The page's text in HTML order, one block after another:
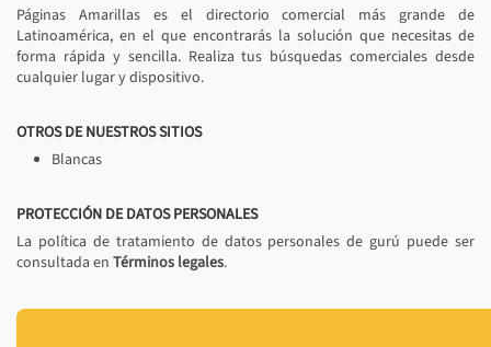
Páginas Amarillas es el directorio comercial más grande de
Latinoamérica, en el que encontrarás la solución que necesitas de
forma rápida y sencilla. Realiza tus búsquedas comerciales desde
cualquier lugar y dispositivo.
OTROS DE NUESTROS SITIOS
Blancas
PROTECCIÓN DE DATOS PERSONALES
La política de tratamiento de datos personales de gurú puede ser
consultada en Términos legales.